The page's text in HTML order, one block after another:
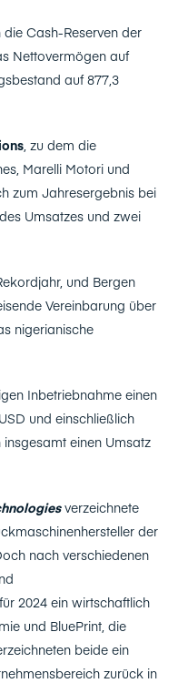
Cash-Reserven der
Nettovermögen auf
auf 877,3
, zu dem die
Marelli Motori und
zum Jahresergebnis bei
Umsatzes und zwei
und Bergen
Vereinbarung über
nigerianische
Inbetriebnahme einen
und einschließlich
einen Umsatz
verzeichnete
der
nach verschiedenen
2024 ein wirtschaftlich
und BluePrint, die
beide ein
zurück in